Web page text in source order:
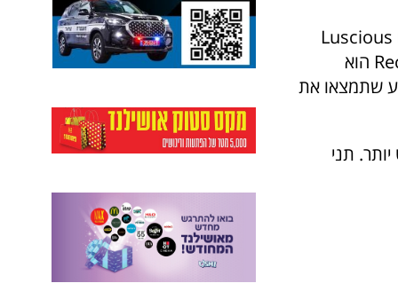
שיער צמא? שישתה את ה-Miracle Moist. נלחמת בקצוות מפוצלים? עם Luscious
Long השלום כבר כאן. חסר לך משהו שאי אפשר להגדיר? ה-Reconstructor הוא
שתמצאו את
תני